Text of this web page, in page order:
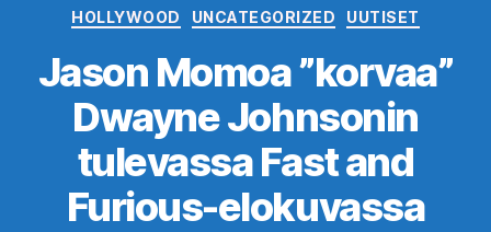
Kategoriat
HOLLYWOOD UNCATEGORIZED UUTISET
Jason Momoa ”korvaa”
Dwayne Johnsonin
tulevassa Fast and
Furious-elokuvassa